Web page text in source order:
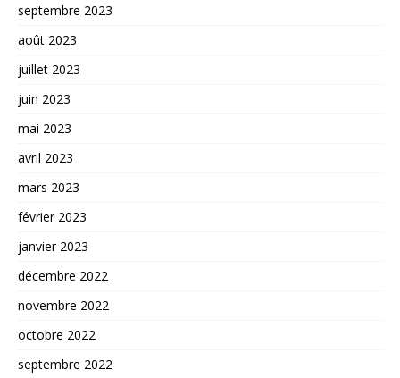
septembre 2023
août 2023
juillet 2023
juin 2023
mai 2023
avril 2023
mars 2023
février 2023
janvier 2023
décembre 2022
novembre 2022
octobre 2022
septembre 2022